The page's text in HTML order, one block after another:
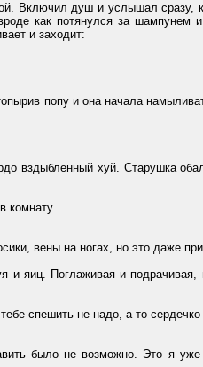
Включил душ и услышал сразу,
как потянулся за шампунем
и заходит:
попу и она начала
вздыбленный хуй. Старушка
комнату.
вены на ногах, но это даже
яиц. Поглаживая и подрачивая,
спешить не надо, а то сердечко
было не возможно. Это я уже